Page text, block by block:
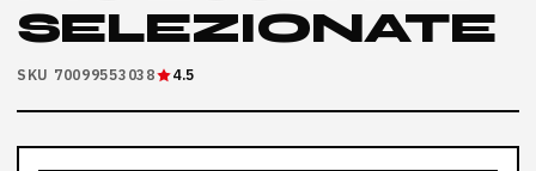
SELEZIONATE
SKU 70099553038 4.5